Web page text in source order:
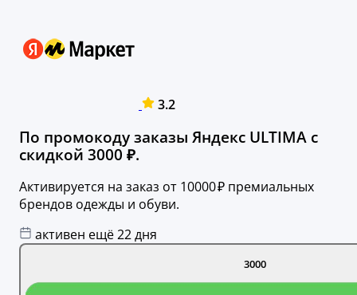
3.2
По промокоду заказы Яндекс ULTIMA с
скидкой 3000 ₽.
Активируется на заказ от 10000 ₽ премиальных
брендов одежды и обуви.
активен ещё 22 дня
3000